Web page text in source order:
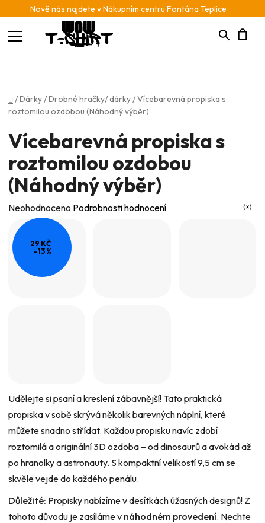
Nově nás najdete v Nákupním centru Fontána Teplice
Hledat
Domů
/Dárky/Drobné hračky/ dárky/Vícebarevná propiska s
roztomilou ozdobou (Náhodný výběr)
Udělejte si psaní a kreslení zábavnější! Tato praktická
propiska v sobě skrývá několik barevných náplní, které
můžete snadno střídat. Každou propisku navíc zdobí
roztomilá a originální 3D ozdoba – od dinosaurů a avokád až
po hranolky a astronauty. S kompaktní velikostí 9,5 cm se
skvěle vejde do každého penálu.
Důležité: Propisky nabízíme v desítkách úžasných designů! Z
tohoto důvodu je zasíláme v náhodném provedení. Nechte
Vícebarevná propiska s
roztomilou ozdobou
(Náhodný výběr)
Průměrné
hodnocení
produktu
je
0,0
Neohodnoceno Podrobnosti hodnocení
29 KČ
–13 %